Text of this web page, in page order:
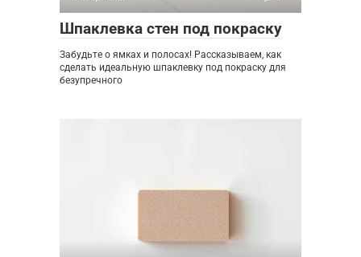
Шпаклевка стен под покраску
Забудьте о ямках и полосах! Рассказываем, как
сделать идеальную шпаклевку под покраску для
безупречного